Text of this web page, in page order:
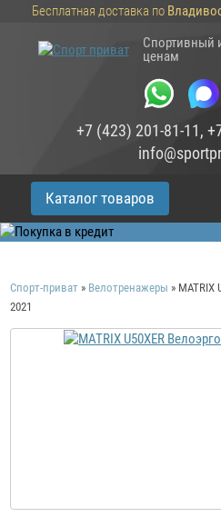
Бесплатная доставка по
Спортивный
ценам
+7 (423) 201-81-11,
Каталог товаров
Спорт-приват » Велотренажеры » MATRIX
2021